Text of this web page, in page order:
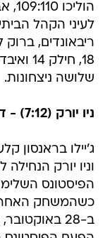
שלושה ניצחונות.
ניו יורק (7:12) - דטרויט (17:2) 112:118
הפיסטונס
כשהמשחק האחרון